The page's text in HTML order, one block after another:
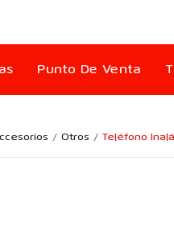
Punto De Venta
Otros Teléfono